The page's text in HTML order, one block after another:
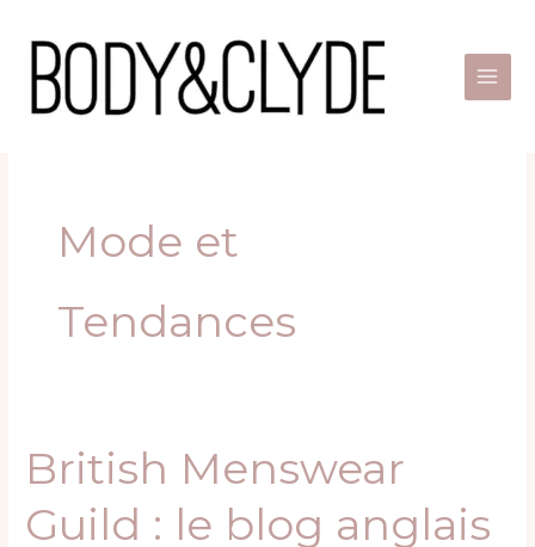
content
Mode et
Tendances
British Menswear
Guild : le blog anglais
British
Menswear
Guild